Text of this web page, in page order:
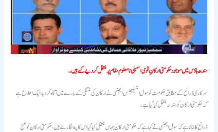
سندھ ہاؤس میں موجود حکومتی ارکانِ قومی اسمبلی نامعلوم مقام پر منتقل کر دیے گئے ہیں۔
کہ حکومتی ارکان کو سندھ منتقل کیا گیا ہے۔
ذرائع کا بتانا ہے کہ سول ایجنسی نے کہا ہےکہ حکومتی ارکان جہاں منتقل کیا گیا اس کا پتہ لگارہے ہیں، حکومتی ارکان کو صبح